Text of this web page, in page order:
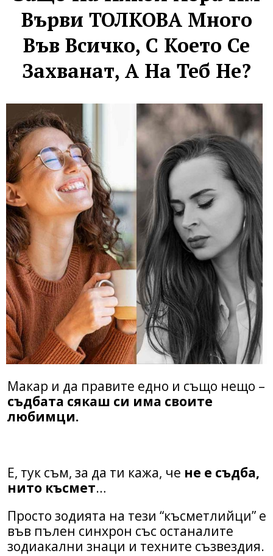
Върви ТОЛКОВА Много
Във Всичко, С Което Се
Захванат, А На Теб Не?
Макар и да правите едно и също нещо –
съдбата сякаш си има своите
любимци.
Е, тук съм, за да ти кажа, че не е съдба,
нито късмет…
Просто зодията на тези “късметлийци” е
във пълен синхрон със останалите
зодиакални знаци и техните съзвездия.